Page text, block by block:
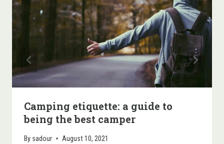
Camping etiquette: a guide to
being the best camper
By sadour August 10, 2021